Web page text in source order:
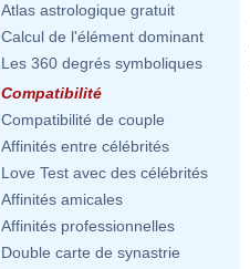
Atlas astrologique gratuit
Calcul de l'élément dominant
Les 360 degrés symboliques
Compatibilité
Compatibilité de couple
Affinités entre célébrités
Love Test avec des célébrités
Affinités amicales
Affinités professionnelles
Double carte de synastrie